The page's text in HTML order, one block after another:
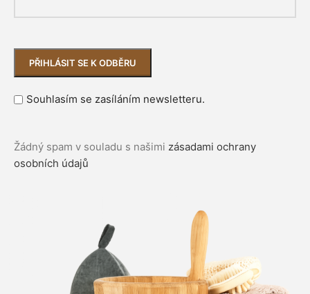
Souhlasím se zasíláním newsletteru.
Žádný spam v souladu s našimi zásadami ochrany
osobních údajů